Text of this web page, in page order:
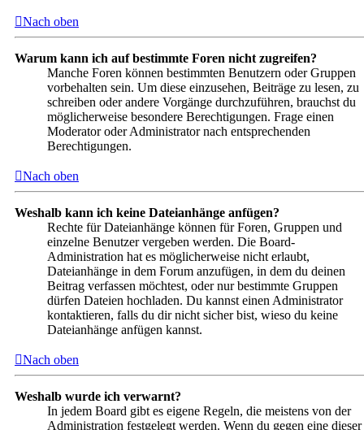
Nach oben
Warum kann ich auf bestimmte Foren nicht zugreifen?
Manche Foren können bestimmten Benutzern oder Gruppen
vorbehalten sein. Um diese einzusehen, Beiträge zu lesen, zu
schreiben oder andere Vorgänge durchzuführen, brauchst du
möglicherweise besondere Berechtigungen. Frage einen
Moderator oder Administrator nach entsprechenden
Berechtigungen.
Nach oben
Weshalb kann ich keine Dateianhänge anfügen?
Rechte für Dateianhänge können für Foren, Gruppen und
einzelne Benutzer vergeben werden. Die Board-
Administration hat es möglicherweise nicht erlaubt,
Dateianhänge in dem Forum anzufügen, in dem du deinen
Beitrag verfassen möchtest, oder nur bestimmte Gruppen
dürfen Dateien hochladen. Du kannst einen Administrator
kontaktieren, falls du dir nicht sicher bist, wieso du keine
Dateianhänge anfügen kannst.
Nach oben
Weshalb wurde ich verwarnt?
In jedem Board gibt es eigene Regeln, die meistens von der
Administration festgelegt werden. Wenn du gegen eine dieser